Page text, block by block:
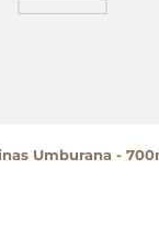
Umburana -